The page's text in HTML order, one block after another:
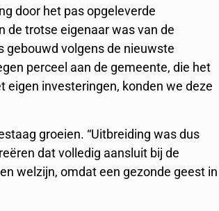
door het pas opgeleverde
de trotse eigenaar was van de
gebouwd volgens de nieuwste
perceel aan de gemeente, die het
investeringen, konden we deze
groeien. “Uitbreiding was dus
dat volledig aansluit bij de
welzijn, omdat een gezonde geest in